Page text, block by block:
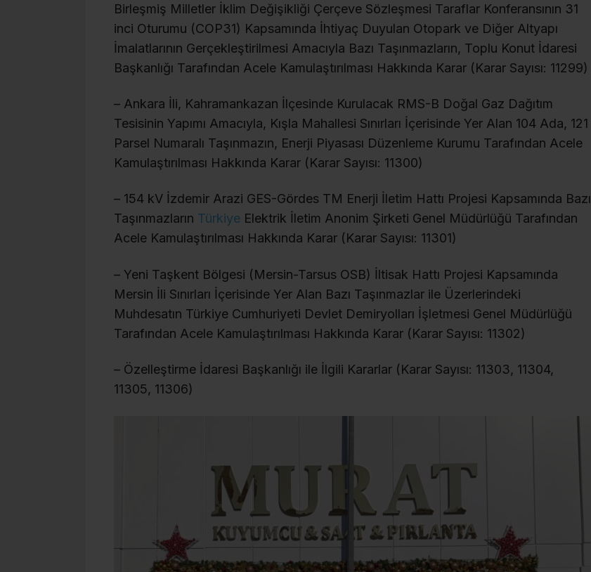
Birleşmiş Milletler İklim Değişikliği Çerçeve Sözleşmesi Taraflar Konferansının 31
inci Oturumu (COP31) Kapsamında İhtiyaç Duyulan Otopark ve Diğer Altyapı
İmalatlarının Gerçekleştirilmesi Amacıyla Bazı Taşınmazların, Toplu Konut İdaresi
Başkanlığı Tarafından Acele Kamulaştırılması Hakkında Karar (Karar Sayısı: 11299)
– Ankara İli, Kahramankazan İlçesinde Kurulacak RMS-B Doğal Gaz Dağıtım
Tesisinin Yapımı Amacıyla, Kışla Mahallesi Sınırları İçerisinde Yer Alan 104 Ada, 121
Parsel Numaralı Taşınmazın, Enerji Piyasası Düzenleme Kurumu Tarafından Acele
Kamulaştırılması Hakkında Karar (Karar Sayısı: 11300)
– 154 kV İzdemir Arazi GES-Gördes TM Enerji İletim Hattı Projesi Kapsamında Bazı
Taşınmazların Türkiye Elektrik İletim Anonim Şirketi Genel Müdürlüğü Tarafından
Acele Kamulaştırılması Hakkında Karar (Karar Sayısı: 11301)
– Yeni Taşkent Bölgesi (Mersin-Tarsus OSB) İltisak Hattı Projesi Kapsamında
Mersin İli Sınırları İçerisinde Yer Alan Bazı Taşınmazlar ile Üzerlerindeki
Muhdesatın Türkiye Cumhuriyeti Devlet Demiryolları İşletmesi Genel Müdürlüğü
Tarafından Acele Kamulaştırılması Hakkında Karar (Karar Sayısı: 11302)
– Özelleştirme İdaresi Başkanlığı ile İlgili Kararlar (Karar Sayısı: 11303, 11304,
11305, 11306)